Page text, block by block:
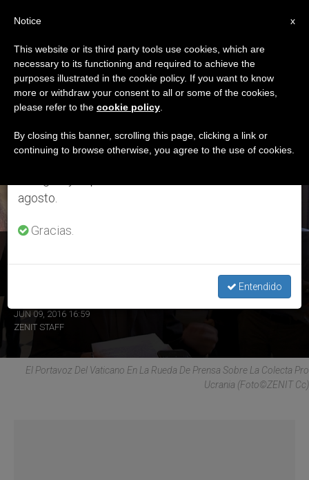
ETIQUETA
Posts Tagged ‘comité’
ÚLTIMAS NOTICIAS
transparencia
JUN 09, 2016 16:59
ZENIT STAFF
El Portavoz Del Vaticano En La Rueda De Prensa Sobre La Colecta Pro
Ucrania (Foto©ZENIT Cc)
×
Aviso importante
Del 27 de julio al 7 de agosto haremos la pausa
anual, aprovechando que en el periodo de verano
se generan menos informaciones y también el
agosto.
Gracias.
Entendido
x
Notice
This website or its third party tools use cookies, which are
necessary to its functioning and required to achieve the
purposes illustrated in the cookie policy. If you want to know
more or withdraw your consent to all or some of the cookies,
please refer to the cookie policy
By closing this banner, scrolling this page, clicking a link or
continuing to browse otherwise, you agree to the use of cookies.